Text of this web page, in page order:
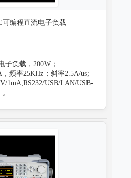
可编程直流电子负载
子负载，200W；
，频率25KHz；斜率2.5A/us;
1mA;RS232/USB/LAN/USB-